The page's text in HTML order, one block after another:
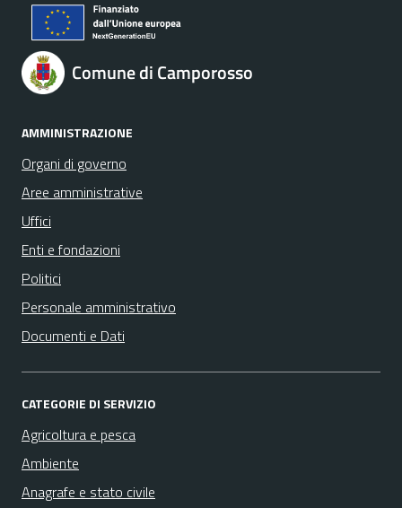
Comune di Camporosso
AMMINISTRAZIONE
Organi di governo
Aree amministrative
Uffici
Enti e fondazioni
Politici
Personale amministrativo
Documenti e Dati
CATEGORIE DI SERVIZIO
Agricoltura e pesca
Ambiente
Anagrafe e stato civile